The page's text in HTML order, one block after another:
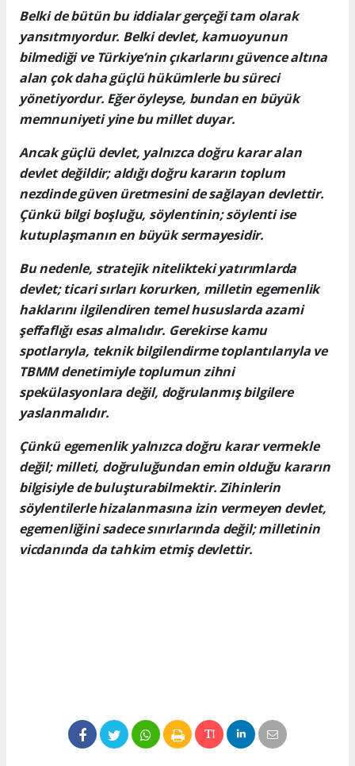
Belki de bütün bu iddialar gerçeği tam olarak
yansıtmıyordur. Belki devlet, kamuoyunun
bilmediği ve Türkiye’nin çıkarlarını güvence altına
alan çok daha güçlü hükümlerle bu süreci
yönetiyordur. Eğer öyleyse, bundan en büyük
memnuniyeti yine bu millet duyar.
Ancak güçlü devlet, yalnızca doğru karar alan
devlet değildir; aldığı doğru kararın toplum
nezdinde güven üretmesini de sağlayan devlettir.
Çünkü bilgi boşluğu, söylentinin; söylenti ise
kutuplaşmanın en büyük sermayesidir.
Bu nedenle, stratejik nitelikteki yatırımlarda
devlet; ticari sırları korurken, milletin egemenlik
haklarını ilgilendiren temel hususlarda azami
şeffaflığı esas almalıdır. Gerekirse kamu
spotlarıyla, teknik bilgilendirme toplantılarıyla ve
TBMM denetimiyle toplumun zihni
spekülasyonlara değil, doğrulanmış bilgilere
yaslanmalıdır.
Çünkü egemenlik yalnızca doğru karar vermekle
değil; milleti, doğruluğundan emin olduğu kararın
bilgisiyle de buluşturabilmektir. Zihinlerin
söylentilerle hizalanmasına izin vermeyen devlet,
egemenliğini sadece sınırlarında değil; milletinin
vicdanında da tahkim etmiş devlettir.